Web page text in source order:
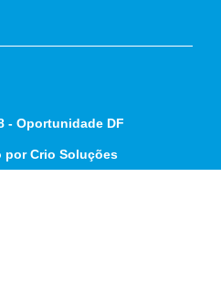
- Oportunidade DF
por Crio Soluções